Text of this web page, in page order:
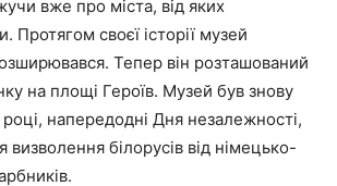
вже про міста, від яких
Протягом своєї історії музей
Тепер він розташований
на площі Героїв. Музей був знову
напередодні Дня незалежності,
визволення білорусів від німецько-